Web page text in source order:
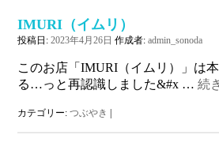
IMURI（イムリ）
投稿日: 2023年4月26日 作成者: admin_sonoda
このお店「IMURI（イムリ）」は
る…っと再認識しました&#x …続
カテゴリー: つぶやき